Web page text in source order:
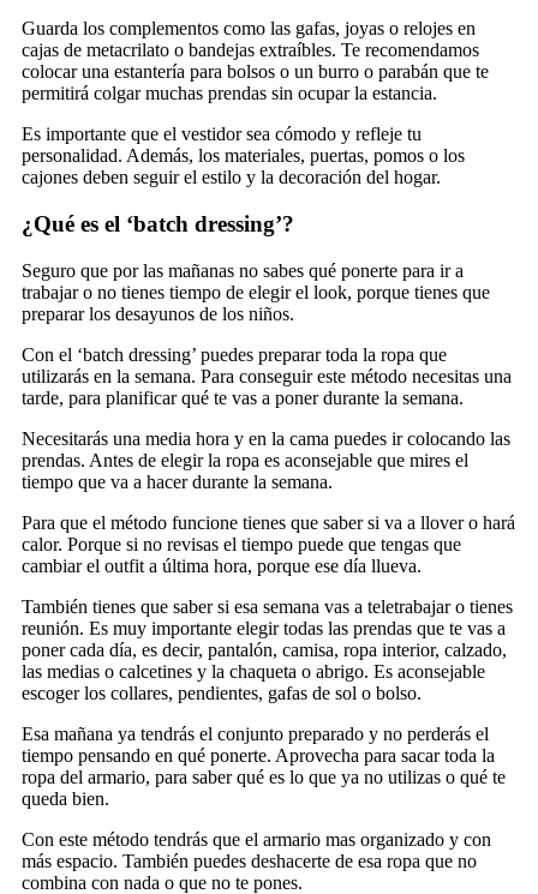
Guarda los complementos como las gafas, joyas o relojes en
cajas de metacrilato o bandejas extraíbles. Te recomendamos
colocar una estantería para bolsos o un burro o parabán que te
permitirá colgar muchas prendas sin ocupar la estancia.
Es importante que el vestidor sea cómodo y refleje tu
personalidad. Además, los materiales, puertas, pomos o los
cajones deben seguir el estilo y la decoración del hogar.
¿Qué es el ‘batch dressing’?
Seguro que por las mañanas no sabes qué ponerte para ir a
trabajar o no tienes tiempo de elegir el look, porque tienes que
preparar los desayunos de los niños.
Con el ‘batch dressing’ puedes preparar toda la ropa que
utilizarás en la semana. Para conseguir este método necesitas una
tarde, para planificar qué te vas a poner durante la semana.
Necesitarás una media hora y en la cama puedes ir colocando las
prendas. Antes de elegir la ropa es aconsejable que mires el
tiempo que va a hacer durante la semana.
Para que el método funcione tienes que saber si va a llover o hará
calor. Porque si no revisas el tiempo puede que tengas que
cambiar el outfit a última hora, porque ese día llueva.
También tienes que saber si esa semana vas a teletrabajar o tienes
reunión. Es muy importante elegir todas las prendas que te vas a
poner cada día, es decir, pantalón, camisa, ropa interior, calzado,
las medias o calcetines y la chaqueta o abrigo. Es aconsejable
escoger los collares, pendientes, gafas de sol o bolso.
Esa mañana ya tendrás el conjunto preparado y no perderás el
tiempo pensando en qué ponerte. Aprovecha para sacar toda la
ropa del armario, para saber qué es lo que ya no utilizas o qué te
queda bien.
Con este método tendrás que el armario mas organizado y con
más espacio. También puedes deshacerte de esa ropa que no
combina con nada o que no te pones.